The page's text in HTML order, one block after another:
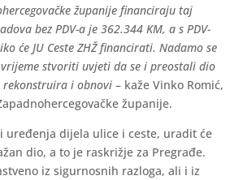
županije financiraju taj
bez PDV-a je 362.344 KM, a s PDV-
će JU Ceste ZHŽ financirati. Nadamo se
vrijeme stvoriti uvjeti da se i preostali dio
rekonstruira i obnovi – kaže Vinko Romić,
županije.
uređenja dijela ulice i ceste, uradit će
dio, a to je raskrižje za Pregrađe.
iz sigurnosnih razloga, ali i iz